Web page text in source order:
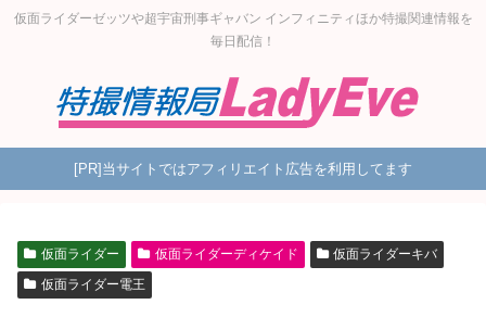
仮面ライダーゼッツや超宇宙刑事ギャバン インフィニティほか特撮関連情報を
毎日配信！
[PR]当サイトではアフィリエイト広告を利用してます
仮面ライダー 仮面ライダーディケイド
仮面ライダーキバ
仮面ライダー電王